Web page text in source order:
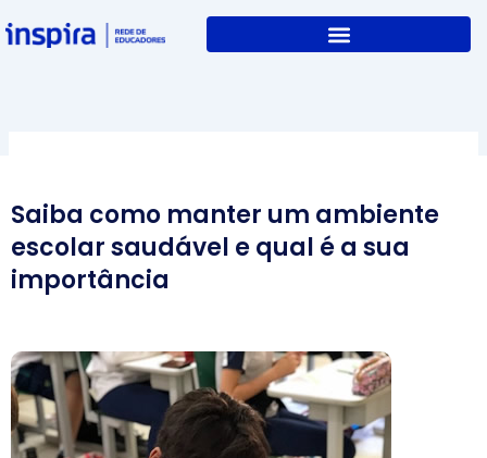
to
Saiba como manter um ambiente
escolar saudável e qual é a sua
importância